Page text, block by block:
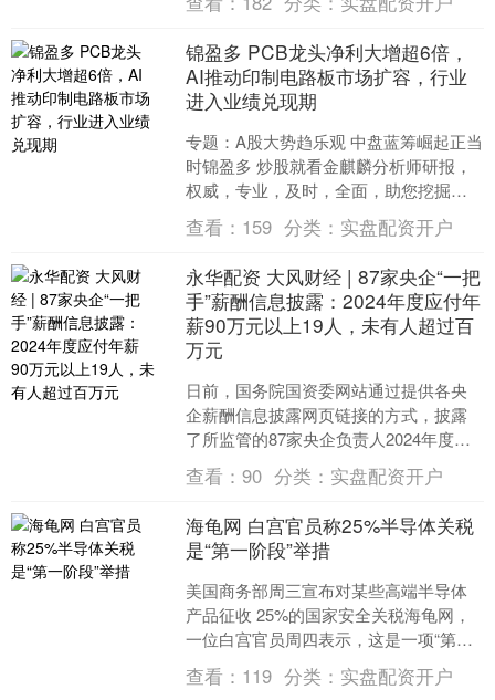
增长....
锦盈多 PCB龙头净利大增超6倍，
AI推动印制电路板市场扩容，行业
进入业绩兑现期
专题：A股大势趋乐观 中盘蓝筹崛起正当
时锦盈多 炒股就看金麒麟分析师研报，
权威，专业，及时，全面，助您挖掘潜
力主题机会！ 2026年以来，PCB板块持
续上行。 ....
查看： 159 分类： 实盘配资开户
永华配资 大风财经 | 87家央企“一把
手”薪酬信息披露：2024年度应付年
薪90万元以上19人，未有人超过百
万元
日前，国务院国资委网站通过提供各央
企薪酬信息披露网页链接的方式，披露
了所监管的87家央企负责人2024年度薪
酬信息。新华社报道指出：“这是国资央
企持续抓好重点领....
查看：90 分类： 实盘配资开户
海龟网 白宫官员称25%半导体关税
是“第一阶段”举措
美国商务部周三宣布对某些高端半导体
产品征收 25%的国家安全关税海龟网，
一位白宫官员周四表示，这是一项“第一
阶段”举措，旨在保护该行业。此举之后
可能会有其他相关....
查看： 119 分类： 实盘配资开户